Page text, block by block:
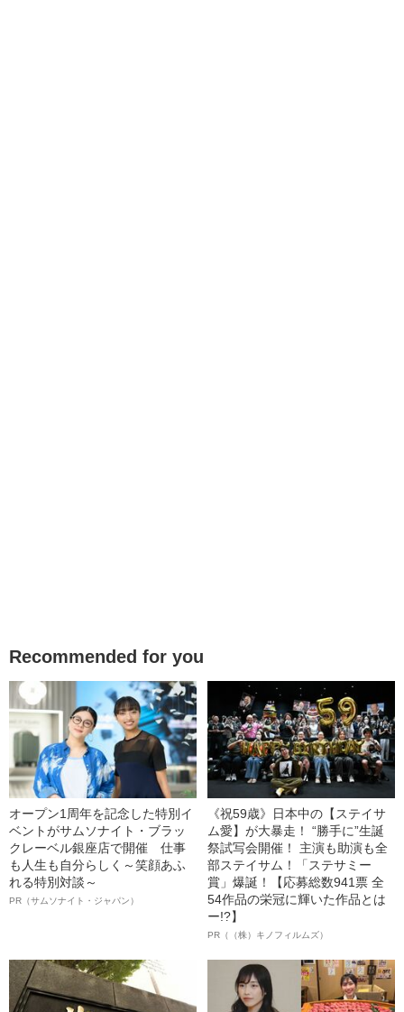
Recommended for you
オープン1周年を記念した特別イ
ベントがサムソナイト・ブラッ
クレーベル銀座店で開催 仕事
も人生も自分らしく～笑顔あふ
れる特別対談～
PR（サムソナイト・ジャパン）
《祝59歳》日本中の【ステイサ
ム愛】が大暴走！ “勝手に”生誕
祭試写会開催！ 主演も助演も全
部ステイサム！「ステサミー
賞」爆誕！【応募総数941票 全
54作品の栄冠に輝いた作品とは
ー!?】
PR（（株）キノフィルムズ）